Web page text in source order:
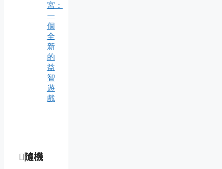
宮：
一
個
全
新
的
益
智
遊
戲
隨機